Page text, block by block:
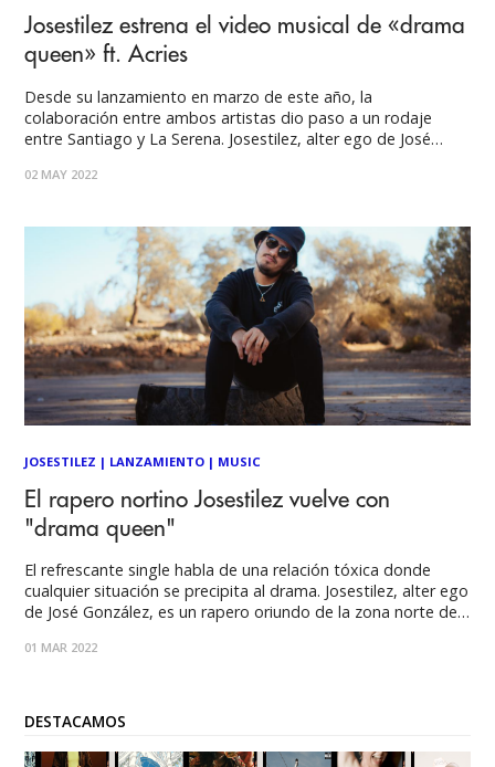
Josestilez estrena el video musical de «drama
queen» ft. Acries
Desde su lanzamiento en marzo de este año, la
colaboración entre ambos artistas dio paso a un rodaje
entre Santiago y La Serena. Josestilez, alter ego de José
Estrenó su primer álbum de corta duración en el año 2015
02 MAY 2022
JOSESTILEZ | LANZAMIENTO | MUSIC
El rapero nortino Josestilez vuelve con
"drama queen"
El refrescante single habla de una relación tóxica donde
cualquier situación se precipita al drama. Josestilez, alter ego
de José González, es un rapero oriundo de la zona norte de
2015 titulado “Vive”, para luego en el 2017 re
01 MAR 2022
DESTACAMOS